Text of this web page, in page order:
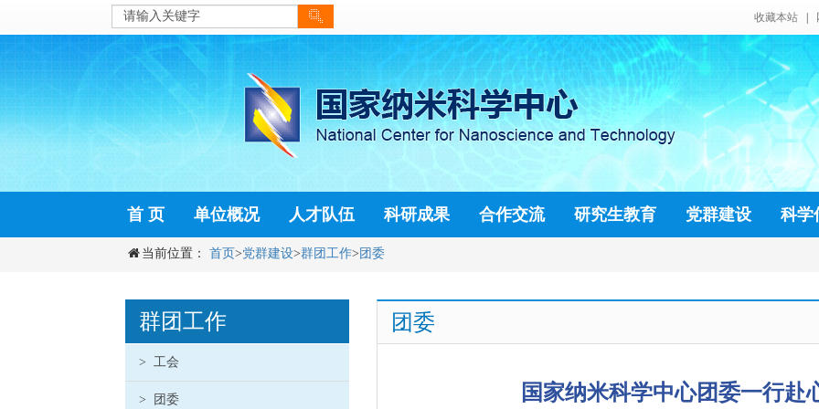
收藏本站
首 页 单位概况 人才队伍 科研成果 合作交流 研究生教育 党群建设 科学
当前位置： 首页>党群建设>群团工作> 团委
群团工作
> 工会
> 团委
团委
国家纳米科学中心团委一行赴